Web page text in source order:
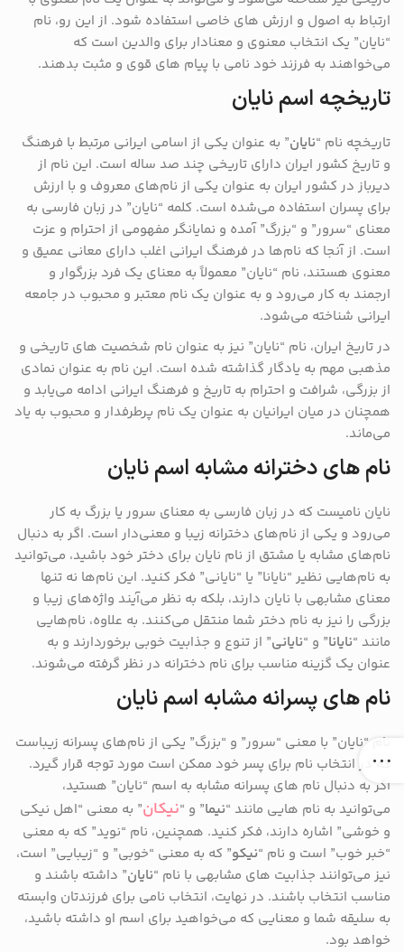
ارتباط به اصول و ارزش‌ های خاصی استفاده شود. از این رو، نام
“نایان” یک انتخاب معنوی و معنادار برای والدین است که
می‌خواهند به فرزند خود نامی با پیام‌ های قوی و مثبت بدهند.
تاریخچه اسم نایان
تاریخچه نام “نایان” به عنوان یکی از اسامی ایرانی مرتبط با فرهنگ
و تاریخ کشور ایران دارای تاریخی چند صد ساله است. این نام از
دیرباز در کشور ایران به عنوان یکی از نام‌های معروف و با ارزش
برای پسران استفاده می‌شده است. کلمه “نایان” در زبان فارسی به
معنای “سرور” و “بزرگ” آمده و نمایانگر مفهومی از احترام و عزت
است. از آنجا که نام‌ها در فرهنگ ایرانی اغلب دارای معانی عمیق و
معنوی هستند، نام “نایان” معمولاً به معنای یک فرد بزرگوار و
ارجمند به کار می‌رود و به عنوان یک نام معتبر و محبوب در جامعه
ایرانی شناخته می‌شود.
در تاریخ ایران، نام “نایان” نیز به عنوان نام شخصیت‌ های تاریخی و
مذهبی مهم به یادگار گذاشته شده است. این نام به عنوان نمادی
از بزرگی، شرافت و احترام به تاریخ و فرهنگ ایرانی ادامه می‌یابد و
همچنان در میان ایرانیان به عنوان یک نام پرطرفدار و محبوب به یاد
می‌ماند.
نام های دخترانه مشابه اسم نایان
نایان نامیست که در زبان فارسی به معنای سرور یا بزرگ به کار
می‌رود و یکی از نام‌های دخترانه زیبا و معنی‌دار است. اگر به دنبال
نام‌های مشابه یا مشتق از نام نایان برای دختر خود باشید، می‌توانید
به نام‌هایی نظیر “نایانا” یا “نایانی” فکر کنید. این نام‌ها نه تنها
معنای مشابهی با نایان دارند، بلکه به نظر می‌آیند واژه‌های زیبا و
بزرگی را نیز به نام دختر شما منتقل می‌کنند. به علاوه، نام‌هایی
مانند “نایانا” و “نایانی” از تنوع و جذابیت خوبی برخوردارند و به
عنوان یک گزینه مناسب برای نام دخترانه در نظر گرفته می‌شوند.
نام های پسرانه مشابه اسم نایان
نام “نایان” با معنی “سرور” و “بزرگ” یکی از نام‌های پسرانه زیباست
که در انتخاب نام برای پسر خود ممکن است مورد توجه قرار گیرد.
اگر به دنبال نام‌ های پسرانه مشابه به اسم “نایان” هستید،
می‌توانید به نام‌ هایی مانند “نیما” و “نیکان” به معنی “اهل نیکی
و خوشی” اشاره دارند، فکر کنید. همچنین، نام “نوید” که به معنی
“خبر خوب” است و نام “نیکو” که به معنی “خوبی” و “زیبایی” است،
نیز می‌توانند جذابیت‌ های مشابهی با نام “نایان” داشته باشند و
مناسب انتخاب باشند. در نهایت، انتخاب نامی برای فرزندتان وابسته
به سلیقه شما و معنایی که می‌خواهید برای اسم او داشته باشید،
خواهد بود.